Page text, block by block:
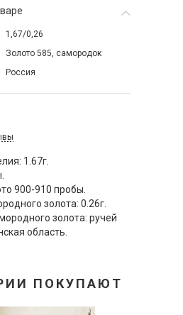
1,67/0,26
Золото 585, самородок
Россия
1.67г.
900-910 пробы.
золота: 0.26г.
золота: ручей
область.
ПОКУПАЮТ